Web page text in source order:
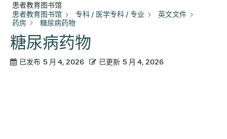
患者教育图书馆
患者教育图书馆
专科 / 医学专科 / 专业
英文文件
药房
糖尿病药物
糖尿病药物
已发布 5 月 4, 2026 已更新 5 月 4, 2026